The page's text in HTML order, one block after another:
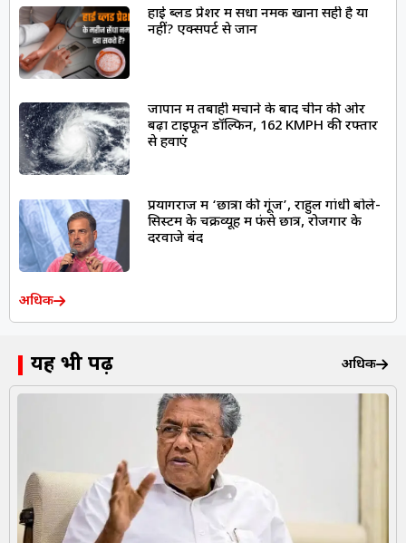
हाई ब्लड प्रेशर में सेंधा नमक खाना सही है या
नहीं? एक्सपर्ट से जानें
जापान में तबाही मचाने के बाद चीन की ओर
बढ़ा टाइफून डॉल्फिन, 162 KMPH की रफ्तार
से हवाएं
प्रयागराज में ‘छात्रों की गूंज’, राहुल गांधी बोले-
सिस्टम के चक्रव्यूह में फंसे छात्र, रोजगार के
दरवाजे बंद
अधिक
यह भी पढ़ें अधिक